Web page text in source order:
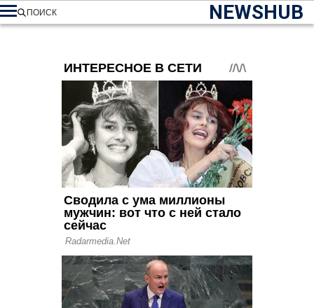
NEWSHUB
ПОИСК